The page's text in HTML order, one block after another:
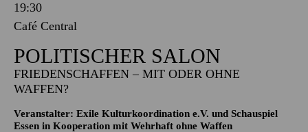
19:30
Café Central
POLITISCHER SALON
FRIEDENSCHAFFEN – MIT ODER OHNE
WAFFEN?
Veranstalter: Exile Kulturkoordination e.V. und Schauspiel
Essen in Kooperation mit Wehrhaft ohne Waffen